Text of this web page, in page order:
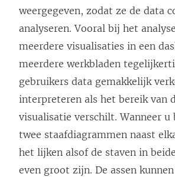
weergegeven, zodat ze de data
analyseren. Vooral bij het
meerdere visualisaties in een
meerdere werkbladen
gebruikers data gemakkelijk
interpreteren als het bereik van
visualisatie verschilt. Wanneer u
twee staafdiagrammen naast
het lijken alsof de staven in
even groot zijn. De assen